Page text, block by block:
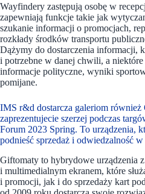
Wayfindery zastępują osobę w
zapewniają funkcje takie jak
szukanie informacji o promocjach,
rozkłady środków transportu
Dążymy do dostarczenia informacji,
i potrzebne w danej chwili, a
informacje polityczne, wyniki
pomijane.
IMS r&d dostarcza galeriom również
zaprezentujecie szerzej podczas
Forum 2023 Spring. To urządzenia,
podnieść sprzedaż i odwiedzalność
Giftomaty to hybrydowe urządzenia
i multimedialnym ekranem, które
i promocji, jak i do sprzedaży kart